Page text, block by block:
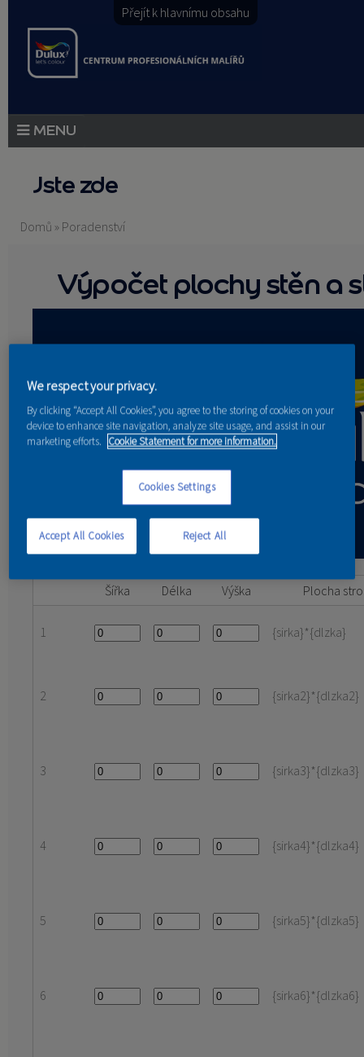
Přejít k hlavnímu obsahu
AKCE A NOVINKY
AKADEMIE
KONTAKT
Jste zde
Domů » Poradenství
Výpočet plochy stěn a
Šířka Délka Výška Plocha
1 {sirka}*{dlzka}
2 {sirka2}*{dlzka2}
3 {sirka3}*{dlzka3}
4 {sirka4}*{dlzka4}
5 {sirka5}*{dlzka5}
6 {sirka6}*{dlzka6}
We respect your privacy.
By clicking “Accept All Cookies”, you agree to the storing of cookies on your
device to enhance site navigation, analyze site usage, and assist in our
marketing efforts. Cookie Statement for more information.
Cookies Settings
Reject All
Accept All Cookies